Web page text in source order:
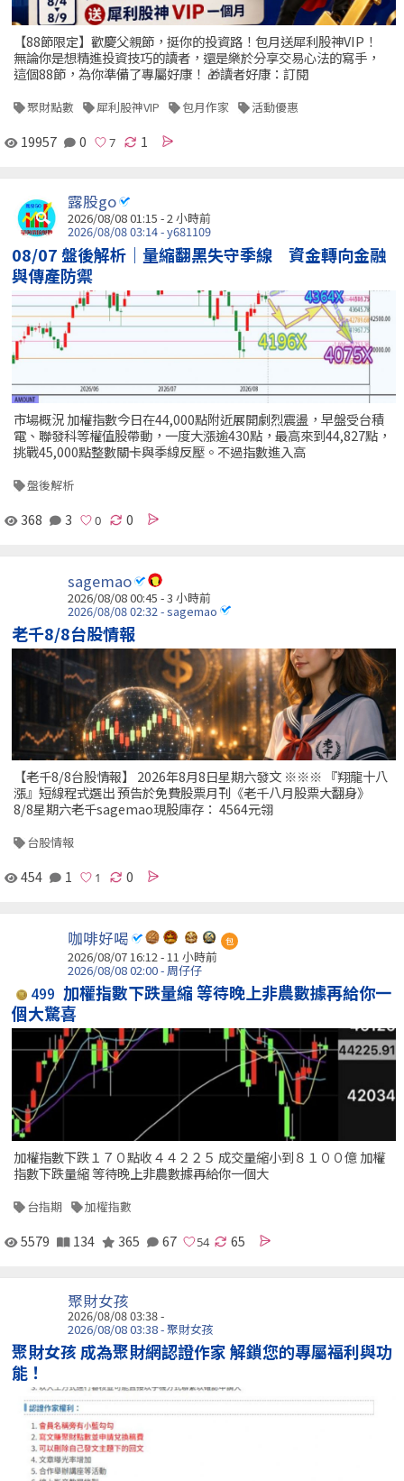
【88節限定】歡慶父親節，挺你的投資路！包月送犀利股神VIP！
無論你是想精進投資技巧的讀者，還是樂於分享交易心法的寫手，
這個88節，為你準備了專屬好康！ 🎁讀者好康：訂閱
聚財點數 犀利股神VIP 包月作家 活動優惠
19957 0 1
露股go
2026/08/08 01:15 -2 小時前
2026/08/08 03:14 - y681109
08/07 盤後解析｜量縮翻黑失守季線 資金轉向金融
與傳產防禦
市場概況 加權指數今日在44,000點附近展開劇烈震盪，早盤受台積
電、聯發科等權值股帶動，一度大漲逾430點，最高來到44,827點，
挑戰45,000點整數關卡與季線反壓。不過指數進入高
盤後解析
368 3 0
sagemao
2026/08/08 00:45 -3 小時前
2026/08/08 02:32 - sagemao
老千8/8台股情報
【老千8/8台股情報】 2026年8月8日星期六發文 ※※※ 『翔龍十八
漲』短線程式選出 預告於免費股票月刊《老千八月股票大翻身》
8/8星期六老千sagemao現股庫存： 4564元翎
台股情報
454 1 0
咖啡好喝 包
2026/08/07 16:12 -11 小時前
2026/08/08 02:00 - 周仔仔
499 加權指數下跌量縮 等待晚上非農數據再給你一
個大驚喜
加權指數下跌１７０點收４４２２５ 成交量縮小到８１００億 加權
指數下跌量縮 等待晚上非農數據再給你一個大
台指期 加權指數
5579 134 365 67 65
聚財女孩
2026/08/08 03:38 -
2026/08/08 03:38 - 聚財女孩
聚財女孩 成為聚財網認證作家 解鎖您的專屬福利與功
能！